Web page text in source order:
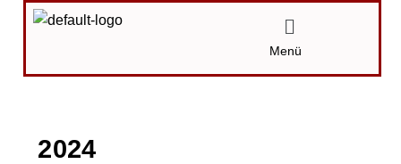
Zum
Menü
Menü
2024